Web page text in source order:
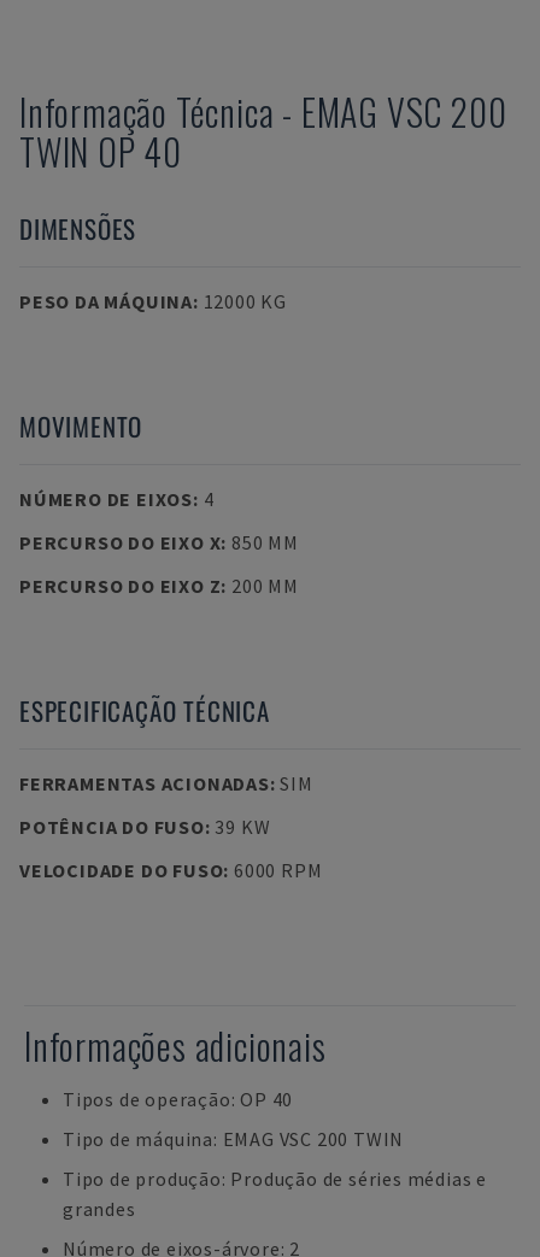
Informação Técnica - EMAG VSC 200
TWIN OP 40
DIMENSÕES
PESO DA MÁQUINA: 12000 KG
MOVIMENTO
NÚMERO DE EIXOS: 4
PERCURSO DO EIXO X: 850 MM
PERCURSO DO EIXO Z: 200 MM
ESPECIFICAÇÃO TÉCNICA
FERRAMENTAS ACIONADAS:SIM
POTÊNCIA DO FUSO: 39 KW
VELOCIDADE DO FUSO: 6000 RPM
Informações adicionais
Tipos de operação: OP 40
Tipo de máquina: EMAG VSC 200 TWIN
Tipo de produção: Produção de séries médias e
grandes
Número de eixos-árvore: 2